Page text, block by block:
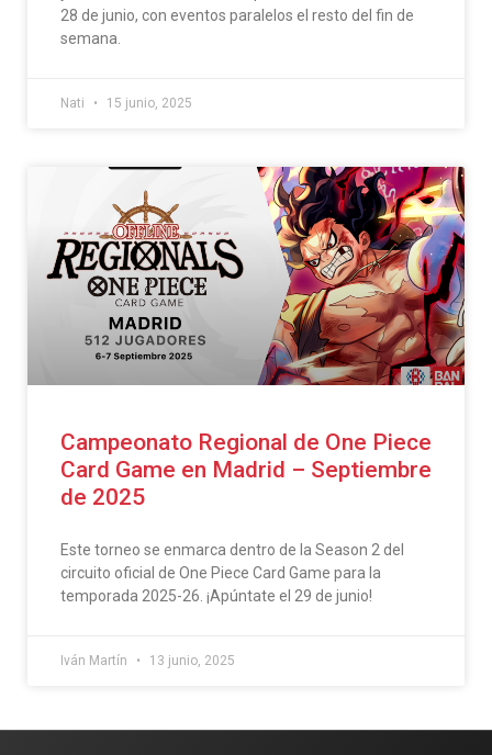
28 de junio, con eventos paralelos el resto del fin de
semana.
Nati 15 junio, 2025
Campeonato Regional de One Piece
Card Game en Madrid – Septiembre
de 2025
Este torneo se enmarca dentro de la Season 2 del
circuito oficial de One Piece Card Game para la
temporada 2025-26. ¡Apúntate el 29 de junio!
Iván Martín 13 junio, 2025